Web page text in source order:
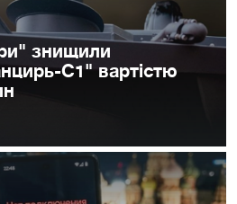
знищили
С1" вартістю